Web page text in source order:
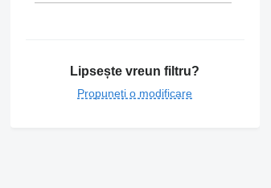
Lipsește vreun filtru?
Propuneți o modificare